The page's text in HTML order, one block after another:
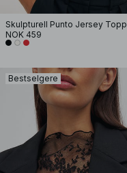
Skulpturell Punto Jersey Topp
NOK 459
Bestselgere